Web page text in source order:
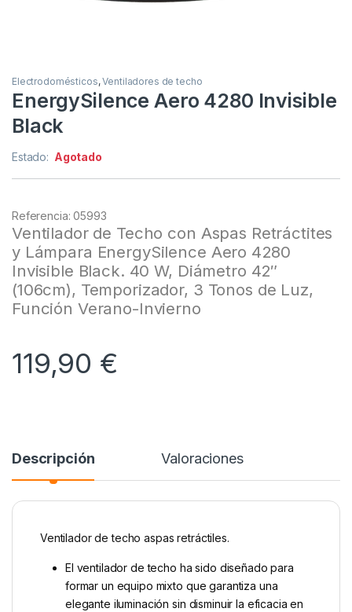
Electrodomésticos,Ventiladores de techo
EnergySilence Aero 4280 Invisible
Black
Estado: Agotado
Referencia: 05993
Ventilador de Techo con Aspas Retráctites
y Lámpara EnergySilence Aero 4280
Invisible Black. 40 W, Diámetro 42″
(106cm), Temporizador, 3 Tonos de Luz,
Función Verano-Invierno
119,90 €
Descripción Valoraciones
Ventilador de techo aspas retráctiles.
El ventilador de techo ha sido diseñado para
formar un equipo mixto que garantiza una
elegante iluminación sin disminuir la eficacia en